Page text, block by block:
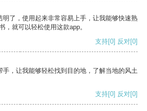
明了，使用起来非常容易上手，让我能够快速熟
，就可以轻松使用这款app。
支持[0] 反对[0]
手，让我能够轻松找到目的地，了解当地的风土
支持[0] 反对[0]